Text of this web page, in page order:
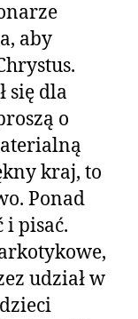
aby
się dla
o
kraj, to
Ponad
i pisać.
udział w